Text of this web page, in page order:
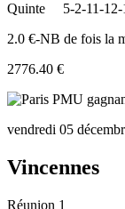
Quinte
5-2-11-
2.0 €-NB de fois la
2776.40 €
vendredi 05
Vincennes
Réunion 1